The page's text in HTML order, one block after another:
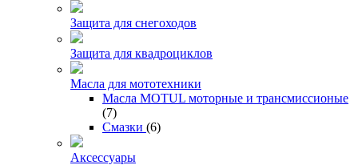
Защита для снегоходов
Защита для квадроциклов
Масла для мототехники
Масла MOTUL моторные и трансмиссионые
(7)
Смазки (6)
Аксессуары